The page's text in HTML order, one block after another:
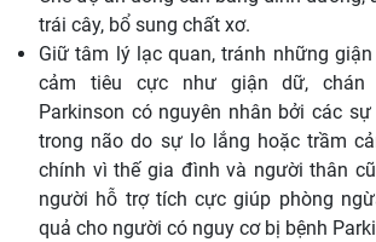
trái cây, bổ sung chất xơ.
Giữ tâm lý lạc quan, tránh những
cảm tiêu cực như giận dữ, chán
Parkinson có nguyên nhân bởi các
trong não do sự lo lắng hoặc trầm
chính vì thế gia đình và người thân
người hỗ trợ tích cực giúp phòng
quả cho người có nguy cơ bị bệnh